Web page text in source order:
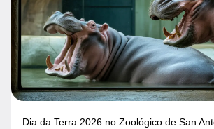
Dia da Terra 2026 no Zoológico de San